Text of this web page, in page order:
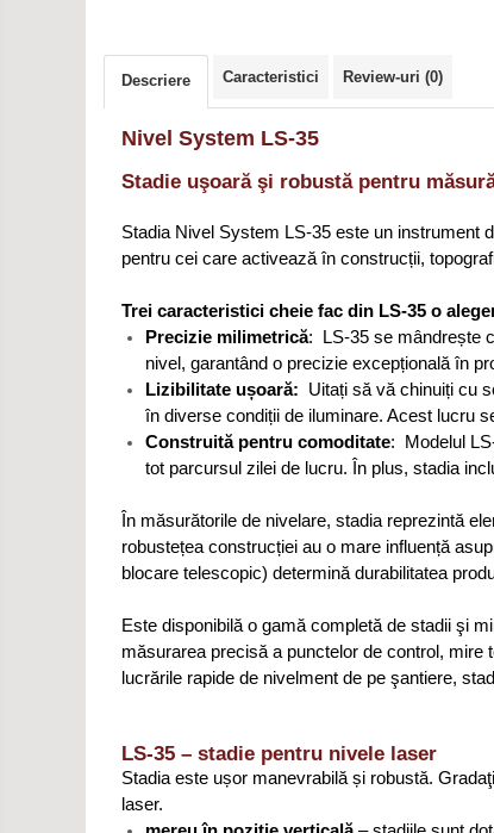
Descriere Caracteristici Review-uri (0)
Nivel System LS-35
Stadie uşoară şi robustă pentru
Stadia Nivel System LS-35 este un instrument
pentru cei care activează în construcții,
Trei caracteristici cheie fac din LS-35 o
Precizie milimetrică: LS-35 se mândrește
nivel, garantând o precizie excepțională în
Lizibilitate ușoară: Uitați să vă chinuiți cu
în diverse condiții de iluminare. Acest lucru
Construită pentru comoditate: Modelul
tot parcursul zilei de lucru. În plus, stadia
În măsurătorile de nivelare, stadia reprezintă
robustețea construcției au o mare influență
blocare telescopic) determină durabilitatea
Este disponibilă o gamă completă de stadii şi
măsurarea precisă a punctelor de control, mire
lucrările rapide de nivelment de pe şantiere,
LS-35 – stadie pentru nivele laser
Stadia este ușor manevrabilă și robustă.
laser.